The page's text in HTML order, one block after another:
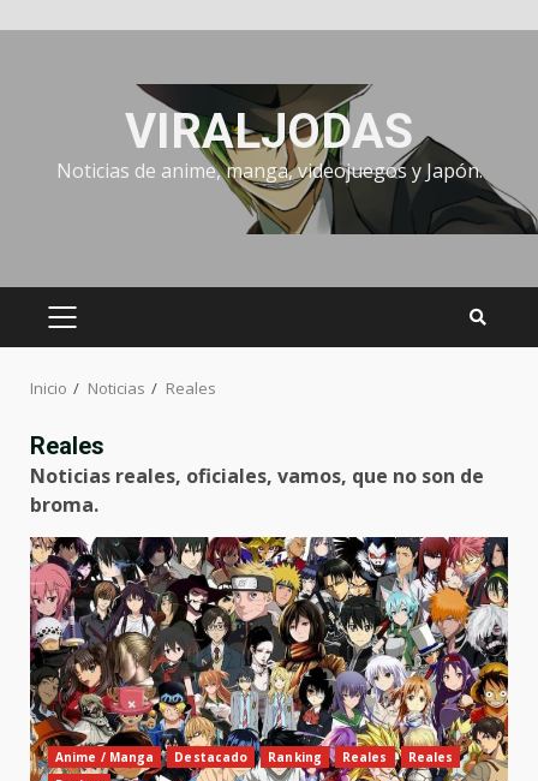
VIRALJODAS
Noticias de anime, manga, videojuegos y Japón.
MENÚ
Inicio Noticias Reales
Reales
Noticias reales, oficiales, vamos, que no son de
broma.
Anime / Manga Destacado Ranking Reales
Reales